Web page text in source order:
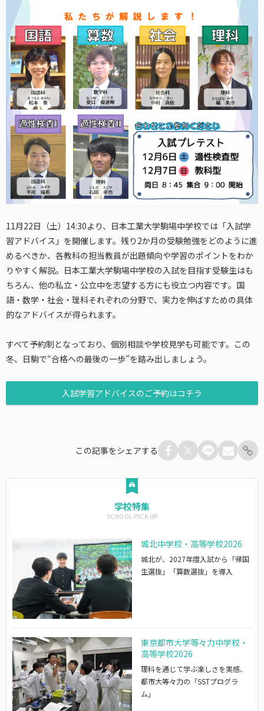
11月22日（土）14:30より、日本工業大学駒場中学校では「入試学
習アドバイス」を開催します。残り2か月の受験勉強をどのように進
めるべきか、各教科の担当教員が出題傾向や学習のポイントをわか
りやすく解説。日本工業大学駒場中学校の入試を目指す受験生はも
ちろん、他の私立・公立中を志望する方にも役立つ内容です。国
語・数学・社会・理科それぞれの分野で、実力を伸ばすための具体
的なアドバイスが得られます。
すべて予約制となっており、個別相談や学校見学も可能です。この
冬、日駒で“合格への最後の一歩”を踏み出しましょう。
入試学習アドバイスのご予約はコチラ
この記事をシェアする
学校特集
城北中学校・高等学校2026
城北が、2027年度入試から「帰国
生選抜」「算数選抜」を導入
東京都市大学等々力中学校・
高等学校2026
理科を通じて学ぶ楽しさを実感、
都市大等々力の「SSTプログラ
ム」